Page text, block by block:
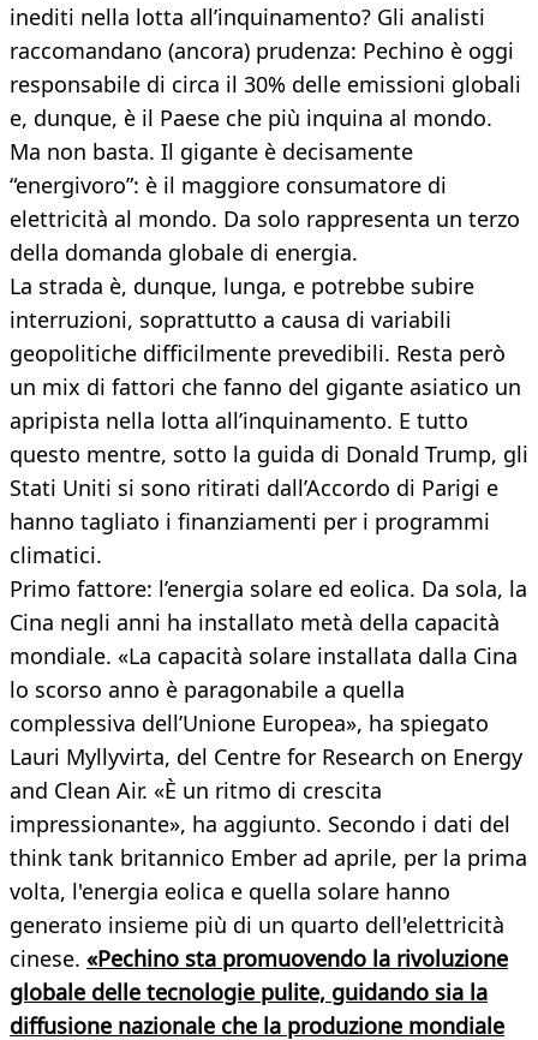
inediti nella lotta all’inquinamento? Gli analisti
raccomandano (ancora) prudenza: Pechino è oggi
responsabile di circa il 30% delle emissioni globali
e, dunque, è il Paese che più inquina al mondo.
Ma non basta. Il gigante è decisamente
“energivoro”: è il maggiore consumatore di
elettricità al mondo. Da solo rappresenta un terzo
della domanda globale di energia.
La strada è, dunque, lunga, e potrebbe subire
interruzioni, soprattutto a causa di variabili
geopolitiche difficilmente prevedibili. Resta però
un mix di fattori che fanno del gigante asiatico un
apripista nella lotta all’inquinamento. E tutto
questo mentre, sotto la guida di Donald Trump, gli
Stati Uniti si sono ritirati dall’Accordo di Parigi e
hanno tagliato i finanziamenti per i programmi
climatici.
Primo fattore: l’energia solare ed eolica. Da sola, la
Cina negli anni ha installato metà della capacità
mondiale. «La capacità solare installata dalla Cina
lo scorso anno è paragonabile a quella
complessiva dell’Unione Europea», ha spiegato
Lauri Myllyvirta, del Centre for Research on Energy
and Clean Air. «È un ritmo di crescita
impressionante», ha aggiunto. Secondo i dati del
think tank britannico Ember ad aprile, per la prima
volta, l'energia eolica e quella solare hanno
generato insieme più di un quarto dell'elettricità
cinese. «Pechino sta promuovendo la rivoluzione
globale delle tecnologie pulite, guidando sia la
diffusione nazionale che la produzione mondiale